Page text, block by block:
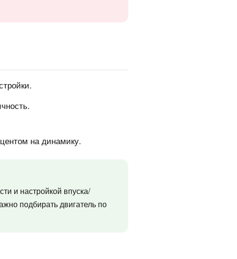
на динамику.
и настройкой впуска/
подбирать двигатель по